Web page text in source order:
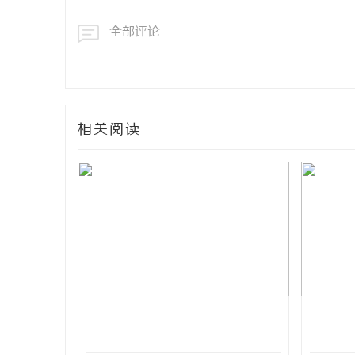
全部评论
相关阅读